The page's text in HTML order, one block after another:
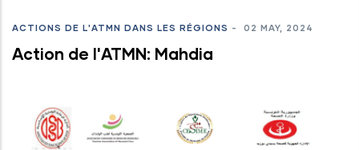
ACTIONS DE L'ATMN DANS LES RÉGIONS - 02 MAY, 2024
Action de l'ATMN: Mahdia